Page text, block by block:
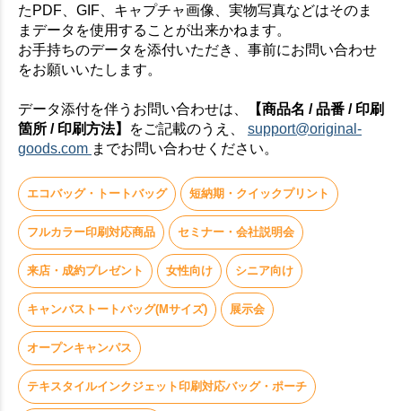
たPDF、GIF、キャプチャ画像、実物写真などはそのま
まデータを使用することが出来かねます。
お手持ちのデータを添付いただき、事前にお問い合わせ
をお願いいたします。
データ添付を伴うお問い合わせは、
【商品名 / 品番 / 印刷
箇所 / 印刷方法】
をご記載のうえ、 support@original-
goods.com までお問い合わせください。
エコバッグ・トートバッグ 短納期・クイックプリント
フルカラー印刷対応商品 セミナー・会社説明会
来店・成約プレゼント 女性向け シニア向け
キャンバストートバッグ(Mサイズ) 展示会
オープンキャンパス
テキスタイルインクジェット印刷対応バッグ・ポーチ